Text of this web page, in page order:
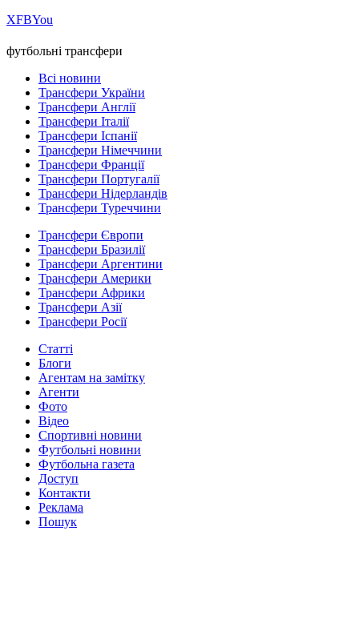
ХFBYou
футбольні трансфери
Всі новини
Трансфери України
Трансфери Англії
Трансфери Італії
Трансфери Іспанії
Трансфери Німеччини
Трансфери Франції
Трансфери Португалії
Трансфери Нідерландів
Трансфери Туреччини
Трансфери Європи
Трансфери Бразилії
Трансфери Аргентини
Трансфери Америки
Трансфери Африки
Трансфери Азії
Трансфери Росії
Статті
Блоги
Агентам на замітку
Агенти
Фото
Відео
Спортивні новини
Футбольні новини
Футбольна газета
Доступ
Контакти
Реклама
Пошук